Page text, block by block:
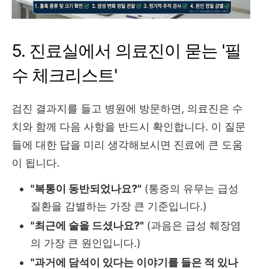
5. 진료실에서 의료진이 묻는 '필
수 체크리스트'
검진 결과지를 들고 병원에 방문하면, 의료진은 수
치와 함께 다음 사항을 반드시 확인합니다. 이 질문
들에 대한 답을 미리 생각해보시면 진료에 큰 도움
이 됩니다.
"복통이 동반되었나요?" (통증의 유무는 급성
질환을 감별하는 가장 큰 기준입니다.)
"최근에 술을 드셨나요?" (과음은 급성 췌장염
의 가장 큰 원인입니다.)
"과거에 담석이 있다는 이야기를 들은 적 있나